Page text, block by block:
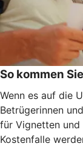
So kommen
Wenn es auf die
Betrügerinnen
für Vignetten und
Kostenfalle